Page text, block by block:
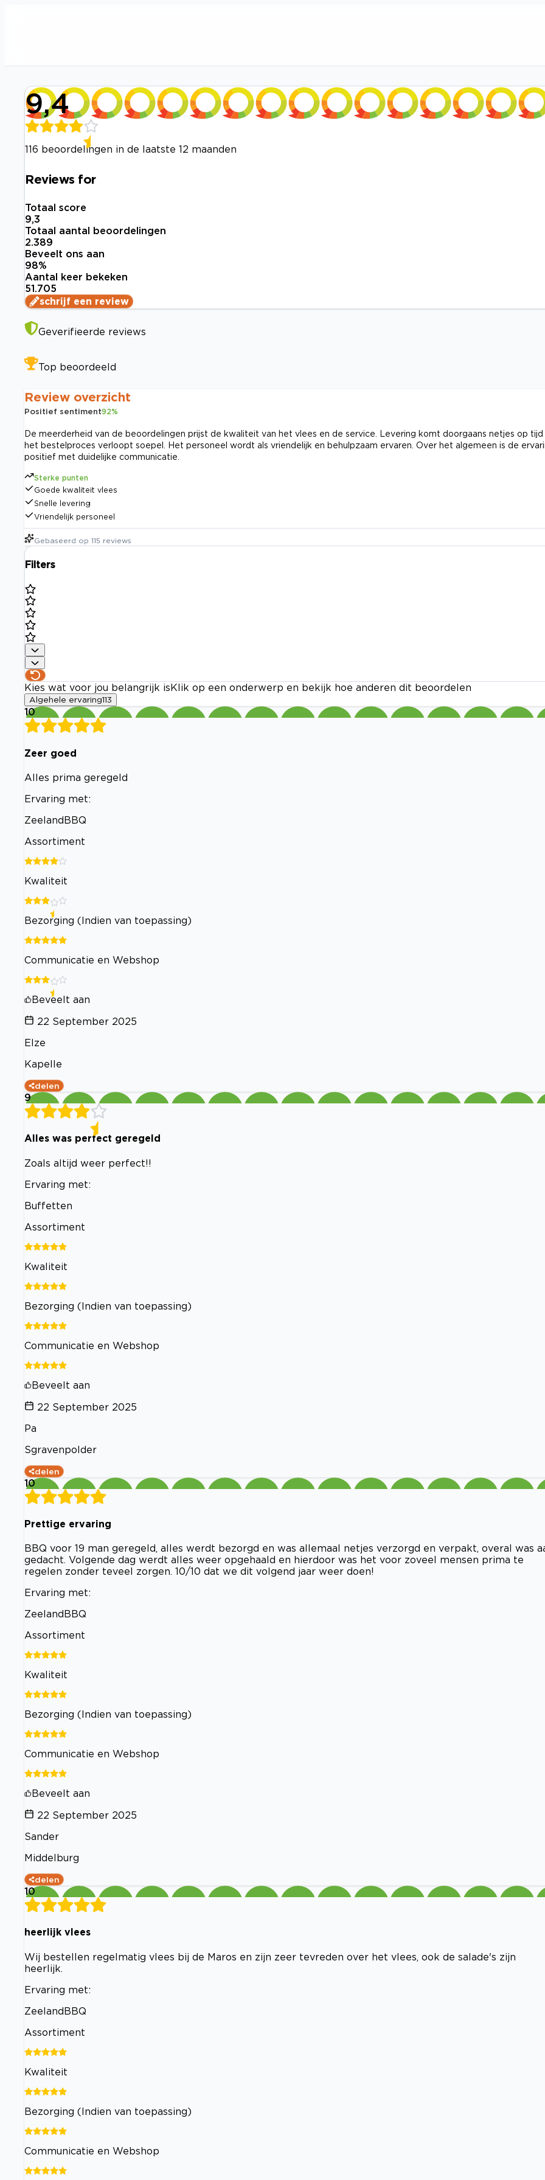
9,4
116 beoordelingen in de laatste 12 maanden
Reviews for
Totaal score
9,3
Totaal aantal beoordelingen
2.389
Beveelt ons aan
98%
Aantal keer bekeken
51.705
schrijf een review
Geverifieerde reviews
Top beoordeeld
Review overzicht
Positief sentiment92%
De meerderheid van de beoordelingen prijst de kwaliteit van het vlees en de service. Levering komt doorgaans netjes op tijd
het bestelproces verloopt soepel. Het personeel wordt als vriendelijk en behulpzaam ervaren. Over het algemeen is de
positief met duidelijke communicatie.
Sterke punten
Goede kwaliteit vlees
Snelle levering
Vriendelijk personeel
Gebaseerd op 115 reviews
Filters
Kies wat voor jou belangrijk is Klik op een onderwerp en bekijk hoe anderen dit beoordelen
Algehele ervaring113
10
Zeer goed
Alles prima geregeld
Ervaring met:
ZeelandBBQ
Assortiment
Kwaliteit
Bezorging (Indien van toepassing)
Communicatie en Webshop
Beveelt aan
22 September 2025
Elze
Kapelle
delen
9
Alles was perfect geregeld
Zoals altijd weer perfect!!
Ervaring met:
Buffetten
Assortiment
Kwaliteit
Bezorging (Indien van toepassing)
Communicatie en Webshop
Beveelt aan
22 September 2025
Pa
Sgravenpolder
delen
10
Prettige ervaring
BBQ voor 19 man geregeld, alles werdt bezorgd en was allemaal netjes verzorgd en verpakt, overal was
gedacht. Volgende dag werdt alles weer opgehaald en hierdoor was het voor zoveel mensen prima te
regelen zonder teveel zorgen. 10/10 dat we dit volgend jaar weer doen!
Ervaring met:
ZeelandBBQ
Assortiment
Kwaliteit
Bezorging (Indien van toepassing)
Communicatie en Webshop
Beveelt aan
22 September 2025
Sander
Middelburg
delen
10
heerlijk vlees
Wij bestellen regelmatig vlees bij de Maros en zijn zeer tevreden over het vlees, ook de salade's zijn
heerlijk.
Ervaring met:
ZeelandBBQ
Assortiment
Kwaliteit
Bezorging (Indien van toepassing)
Communicatie en Webshop